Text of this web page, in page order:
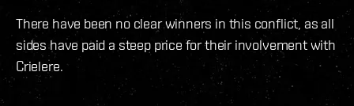
There have been no clear winners in this conflict, as all
sides have paid a steep price for their involvement with
Crielere.